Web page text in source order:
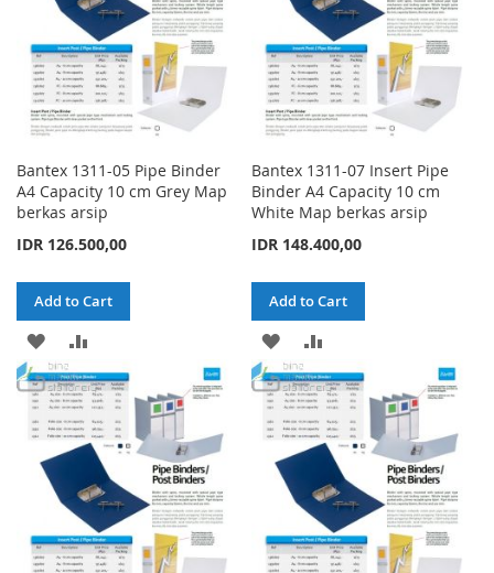
Bantex 1311-05 Pipe Binder
A4 Capacity 10 cm Grey Map
berkas arsip
IDR 126.500,00
Add to Cart
ADD
TO
WISH
LIST
TO
COMPARE
Bantex 1311-07 Insert Pipe
Binder A4 Capacity 10 cm
White Map berkas arsip
IDR 148.400,00
Add to Cart
ADD
TO
WISH
LIST
TO
COMPARE